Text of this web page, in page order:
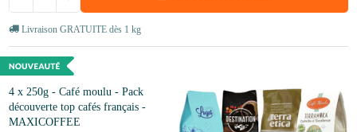
Livraison GRATUITE dès 1 kg
4 x 250g - Café moulu - Pack
découverte top cafés français -
MAXICOFFEE